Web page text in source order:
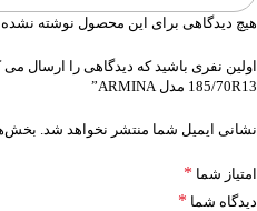
هیچ دیدگاهی برای این محصول نوشته
اولین نفری باشید که دیدگاهی را ارسال می
185/70R13 مدل ARMINA”
نشانی ایمیل شما منتشر نخواهد شد.
امتیاز شما *
دیدگاه شما *